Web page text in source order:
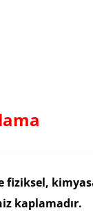
kaplamadır.